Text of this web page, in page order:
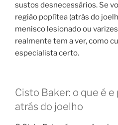
sustos desnecessários. Se
região poplítea (atrás do
menisco lesionado ou
realmente tem a ver, como
especialista certo.
Cisto Baker: o que é
atrás do joelho